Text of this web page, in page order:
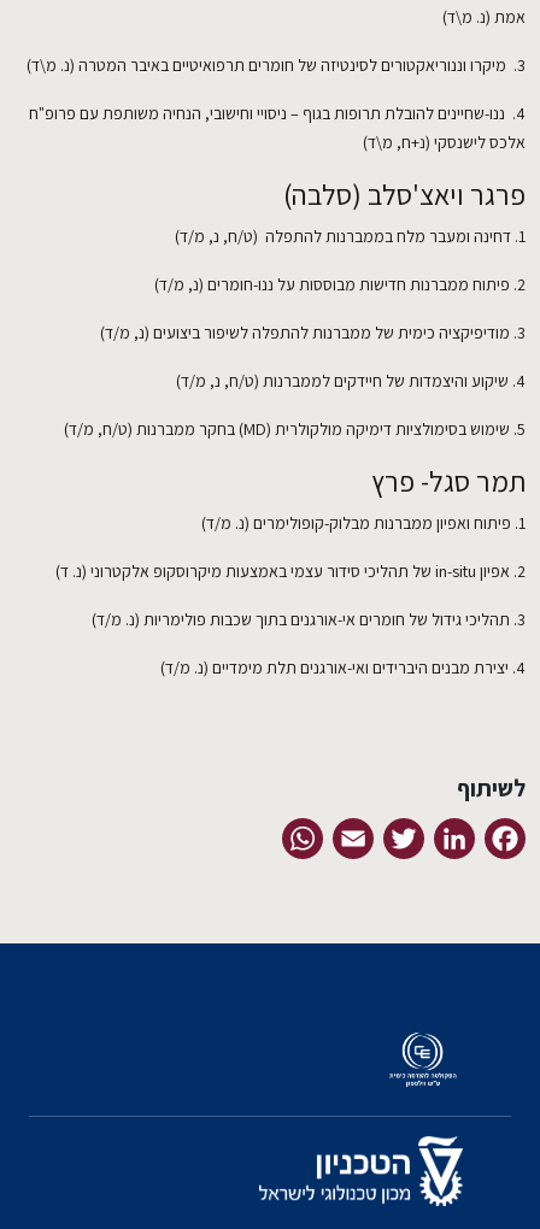
אמת (נ. מ\ד)
3. מיקרו וננוריאקטורים לסינטיזה של חומרים תרפואיטיים באיבר המטרה (נ. מ\ד)
4. ננו-שחיינים להובלת תרופות בגוף – ניסויי וחישובי, הנחיה משותפת עם פרופ"ח
אלכס לישנסקי (נ+ח, מ\ד)
פרגר ויאצ'סלב (סלבה)
1. דחינה ומעבר מלח בממברנות להתפלה (ט/ח, נ, מ/ד)
2. פיתוח ממברנות חדישות מבוססות על ננו-חומרים (נ, מ/ד)
3. מודיפיקציה כימית של ממברנות להתפלה לשיפור ביצועים (נ, מ/ד)
4. שיקוע והיצמדות של חיידקים לממברנות (ט/ח, נ, מ/ד)
5. שימוש בסימולציות דימיקה מולקולרית (MD) בחקר ממברנות (ט/ח, מ/ד)
תמר סגל- פרץ
1. פיתוח ואפיון ממברנות מבלוק-קופולימרים (נ. מ/ד)
2. אפיון in-situ של תהליכי סידור עצמי באמצעות מיקרוסקופ אלקטרוני (נ. ד)
3. תהליכי גידול של חומרים אי-אורגנים בתוך שכבות פולימריות (נ. מ/ד)
4. יצירת מבנים היברידים ואי-אורגנים תלת מימדיים (נ. מ/ד)
לשיתוף
Facebook
LinkedIn
Twitter
Email